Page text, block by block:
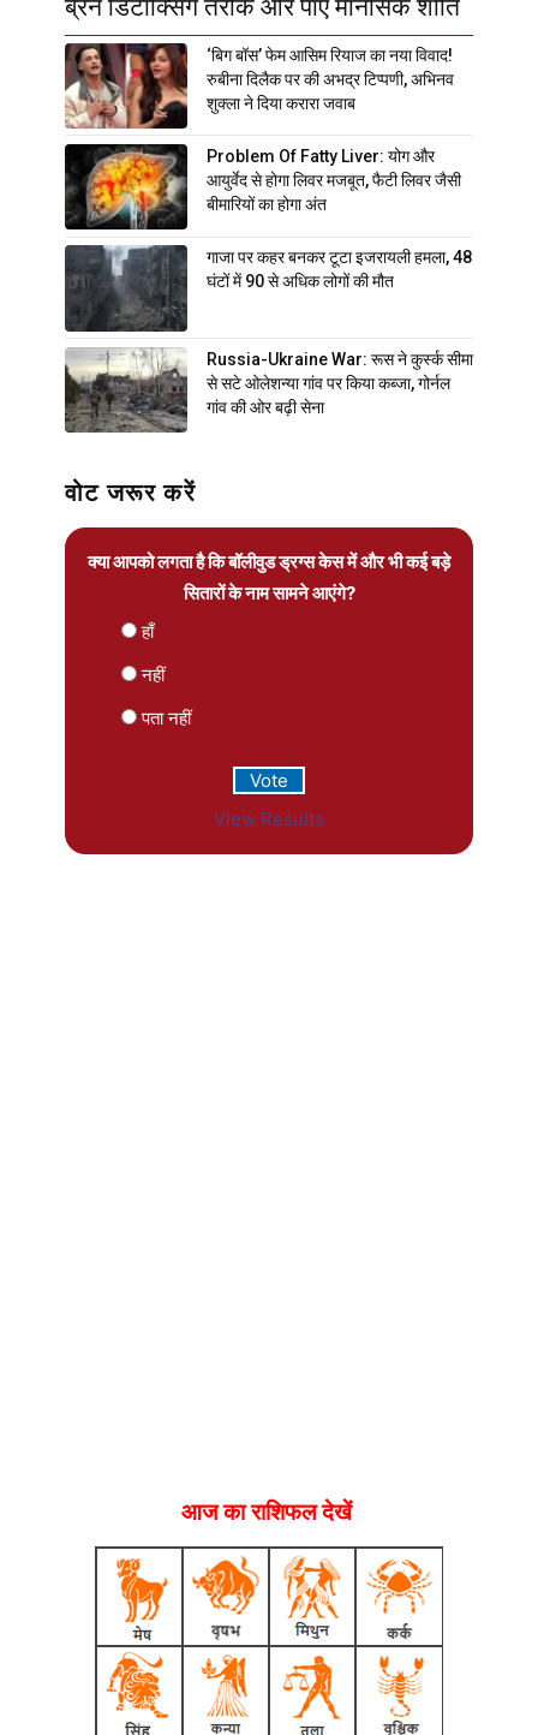
ब्रेन डिटॉक्सिंग तरीके और पाएं मानसिक शांति
‘बिग बॉस’ फेम आसिम रियाज का नया विवाद!
रुबीना दिलैक पर की अभद्र टिप्पणी, अभिनव
शुक्ला ने दिया करारा जवाब
Problem Of Fatty Liver: योग और
आयुर्वेद से होगा लिवर मजबूत, फैटी लिवर जैसी
बीमारियों का होगा अंत
गाजा पर कहर बनकर टूटा इजरायली हमला, 48
घंटों में 90 से अधिक लोगों की मौत
Russia-Ukraine War: रूस ने कुर्स्क सीमा
से सटे ओलेशन्या गांव पर किया कब्जा, गोर्नल
गांव की ओर बढ़ी सेना
वोट जरूर करें
क्या आपको लगता है कि बॉलीवुड ड्रग्स केस में और भी कई बड़े
सितारों के नाम सामने आएंगे?
हाँ
नहीं
पता नहीं
View Results
आज का राशिफल देखें